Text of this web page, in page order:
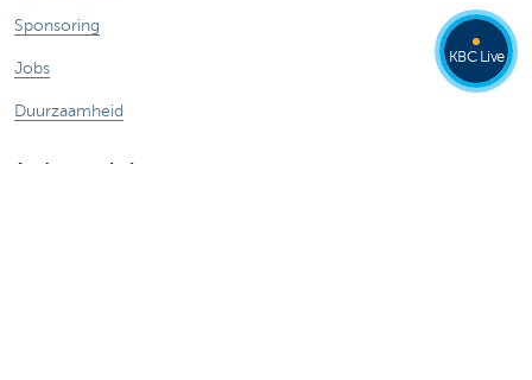
Sponsoring
Jobs
Duurzaamheid
KBC Live